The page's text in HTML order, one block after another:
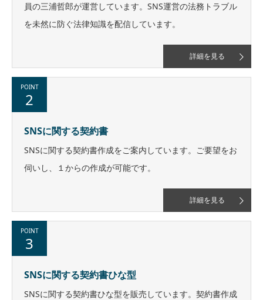
員の三浦哲郎が運営しています。SNS運営の法務トラブル
を未然に防ぐ法律知識を配信しています。
詳細を見る
POINT
2
SNSに関する契約書
SNSに関する契約書作成をご案内しています。ご要望をお
伺いし、１からの作成が可能です。
詳細を見る
POINT
3
SNSに関する契約書ひな型
SNSに関する契約書ひな型を販売しています。契約書作成